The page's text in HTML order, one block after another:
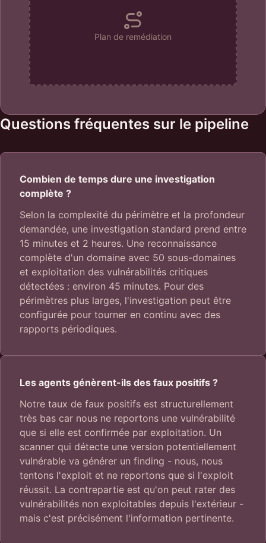
Plan de remédiation
Questions fréquentes sur le pipeline
Combien de temps dure une investigation
complète ?
Selon la complexité du périmètre et la profondeur
demandée, une investigation standard prend entre
15 minutes et 2 heures. Une reconnaissance
complète d'un domaine avec 50 sous-domaines
et exploitation des vulnérabilités critiques
détectées : environ 45 minutes. Pour des
périmètres plus larges, l'investigation peut être
configurée pour tourner en continu avec des
rapports périodiques.
Les agents génèrent-ils des faux positifs ?
Notre taux de faux positifs est structurellement
très bas car nous ne reportons une vulnérabilité
que si elle est confirmée par exploitation. Un
scanner qui détecte une version potentiellement
vulnérable va générer un finding - nous, nous
tentons l'exploit et ne reportons que si l'exploit
réussit. La contrepartie est qu'on peut rater des
vulnérabilités non exploitables depuis l'extérieur -
mais c'est précisément l'information pertinente.